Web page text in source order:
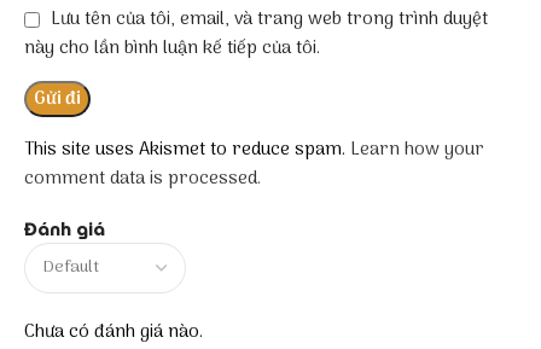
Đánh giá
Chưa có đánh giá nào.
Lưu tên của tôi, email, và trang web trong trình duyệt
này cho lần bình luận kế tiếp của tôi.
This site uses Akismet to reduce spam. Learn how your
comment data is processed.